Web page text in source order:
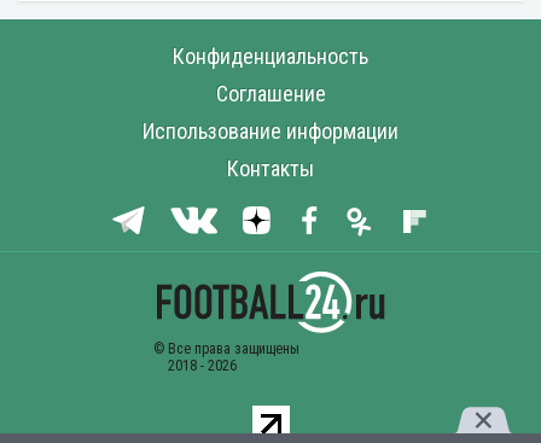
Конфиденциальность
Соглашение
Использование информации
Контакты